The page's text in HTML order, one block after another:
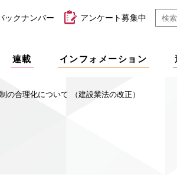
ックナンバー アンケート募集中
連載 インフォメーション
の合理化について （建設業法の改正）